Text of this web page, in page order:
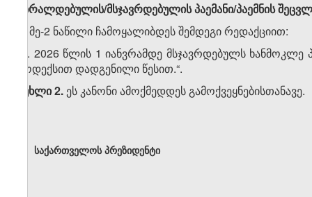
„ბრალდებულის/მსჯავრდებულის პაემანი/პაემნის
ბ) მე-2 ნაწილი ჩამოყალიბდეს შემდეგი რედაქციით:
„2. 2026 წლის 1 იანვრამდე მსჯავრდებულს
კოდექსით დადგენილი წესით.“.
მუხლი 2. ეს კანონი ამოქმედდეს გამოქვეყნებისთანავე.
საქართველოს პრეზიდენტი